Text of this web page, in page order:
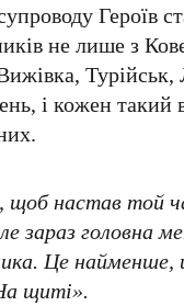
не лише з
і кожен
настав той
зараз головна
Це
щиті».